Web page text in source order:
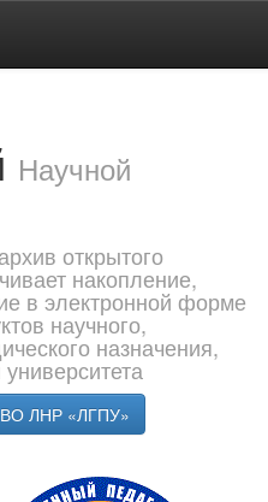
Научной
открытого
накопление,
в электронной форме
научного,
назначения,
ЛНР «ЛГПУ»